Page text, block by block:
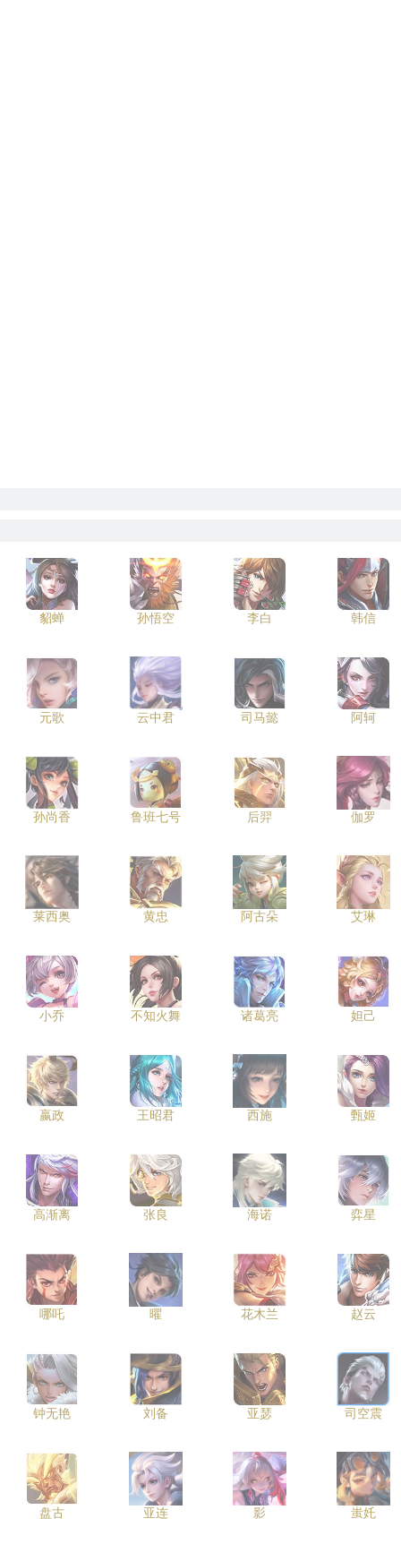
貂蝉 孙悟空 李白 韩信
元歌 云中君 司马懿 阿轲
孙尚香 鲁班七号 后羿 伽罗
莱西奥 黄忠 阿古朵 艾琳
小乔 不知火舞 诸葛亮 妲己
嬴政 王昭君 西施 甄姬
高渐离 张良 海诺 弈星
哪吒 曜 花木兰 赵云
钟无艳 刘备 亚瑟 司空震
盘古 亚连 影 蚩奼